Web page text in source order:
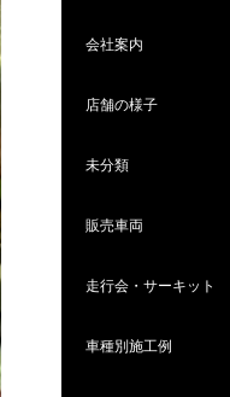
会社案内
店舗の様子
未分類
販売車両
走行会・サーキット
車種別施工例